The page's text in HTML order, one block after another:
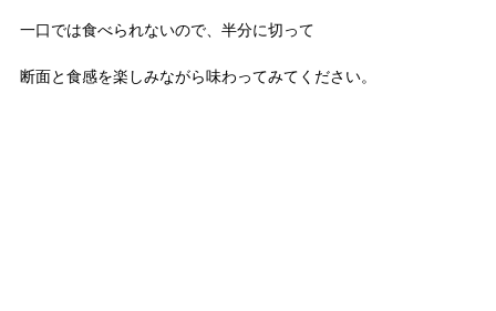
一口では食べられないので、半分に切って
断面と食感を楽しみながら味わってみてください。